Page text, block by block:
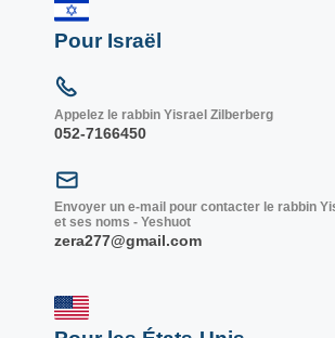
Pour Israël
Appelez le rabbin Yisrael Zilberberg
052-7166450
Envoyer un e-mail pour contacter le rabbin
et ses noms - Yeshuot
zera277@gmail.com